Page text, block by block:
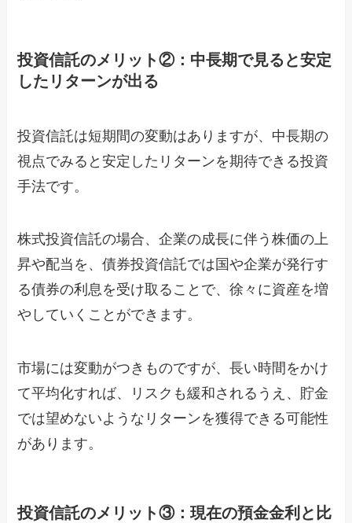
投資信託のメリット②：中長期で見ると安定
したリターンが出る
投資信託は短期間の変動はありますが、中長期の
視点でみると安定したリターンを期待できる投資
手法です。
株式投資信託の場合、企業の成長に伴う株価の上
昇や配当を、債券投資信託では国や企業が発行す
る債券の利息を受け取ることで、徐々に資産を増
やしていくことができます。
市場には変動がつきものですが、長い時間をかけ
て平均化すれば、リスクも緩和されるうえ、貯金
では望めないようなリターンを獲得できる可能性
があります。
投資信託のメリット③：現在の預金金利と比